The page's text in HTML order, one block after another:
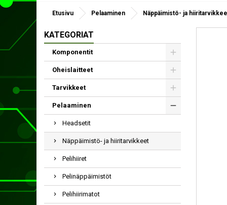
Etusivu Pelaaminen Näppäimistö- ja
KATEGORIAT
Komponentit
Oheislaitteet
Tarvikkeet
Pelaaminen
Headsetit
Näppäimistö- ja hiiritarvikkeet
Pelihiiret
Pelinäppäimistöt
Pelihiirimatot